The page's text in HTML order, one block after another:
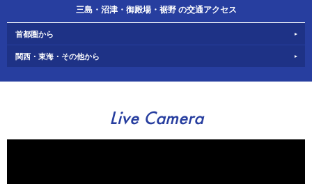
三島・沼津・御殿場・裾野 の交通アクセス
首都圏から
関西・東海・その他から
Live Camera